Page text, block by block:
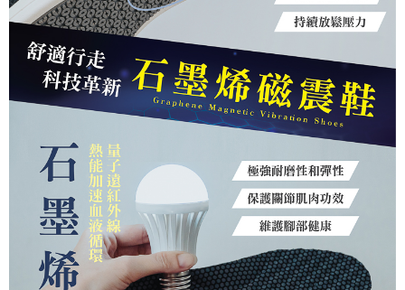
任。
４．使用「AFTEE先享後付」時，將依據個別帳號之用戶狀況，依本公司即
時審查核予不同之上限額度；若仍有額度不足之情形，本公司將視審查結果
請求用戶進行身份認證。
５．嚴禁一人註冊多個帳號或使用他人資訊註冊。若發現惡意使用之情形，
恩沛科技股份有限公司將有權停止該用戶之使用額度並採取法律行動。